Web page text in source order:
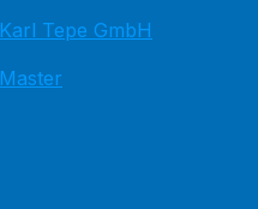
Karl Tepe GmbH
Master